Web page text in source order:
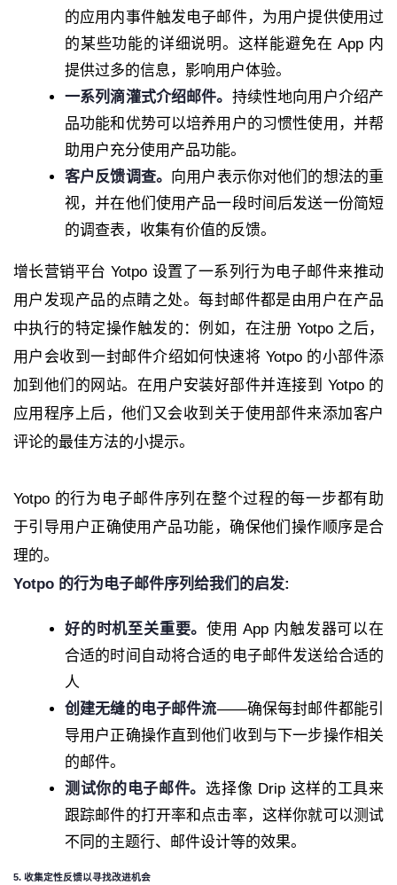
的应用内事件触发电子邮件，为用户提供使用过
的某些功能的详细说明。这样能避免在 App 内
提供过多的信息，影响用户体验。
一系列滴灌式介绍邮件。 持续性地向用户介绍产
品功能和优势可以培养用户的习惯性使用，并帮
助用户充分使用产品功能。
客户反馈调查。 向用户表示你对他们的想法的重
视，并在他们使用产品一段时间后发送一份简短
的调查表，收集有价值的反馈。
增长营销平台 Yotpo 设置了一系列行为电子邮件来推动
用户发现产品的点睛之处。每封邮件都是由用户在产品
中执行的特定操作触发的：例如，在注册 Yotpo 之后，
用户会收到一封邮件介绍如何快速将 Yotpo 的小部件添
加到他们的网站。在用户安装好部件并连接到 Yotpo 的
应用程序上后，他们又会收到关于使用部件来添加客户
评论的最佳方法的小提示。
Yotpo 的行为电子邮件序列在整个过程的每一步都有助
于引导用户正确使用产品功能，确保他们操作顺序是合
理的。
Yotpo 的行为电子邮件序列给我们的启发:
好的时机至关重要。使用 App 内触发器可以在
合适的时间自动将合适的电子邮件发送给合适的
人
创建无缝的电子邮件流——确保每封邮件都能引
导用户正确操作直到他们收到与下一步操作相关
的邮件。
测试你的电子邮件。 选择像 Drip 这样的工具来
跟踪邮件的打开率和点击率，这样你就可以测试
不同的主题行、邮件设计等的效果。
5. 收集定性反馈以寻找改进机会